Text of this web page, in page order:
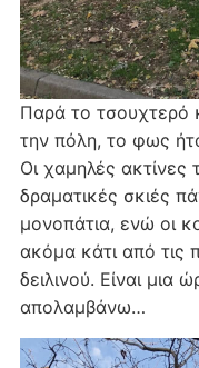
Παρά το τσουχτερό
την πόλη, το φως
Οι χαμηλές ακτίνες
δραματικές σκιές
μονοπάτια, ενώ οι
ακόμα κάτι από τις
δειλινού. Είναι μια
απολαμβάνω…